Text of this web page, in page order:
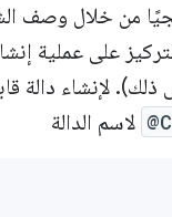
من خلال وصف
على عملية
ذلك). لإنشاء دالة
لاسم الدالة